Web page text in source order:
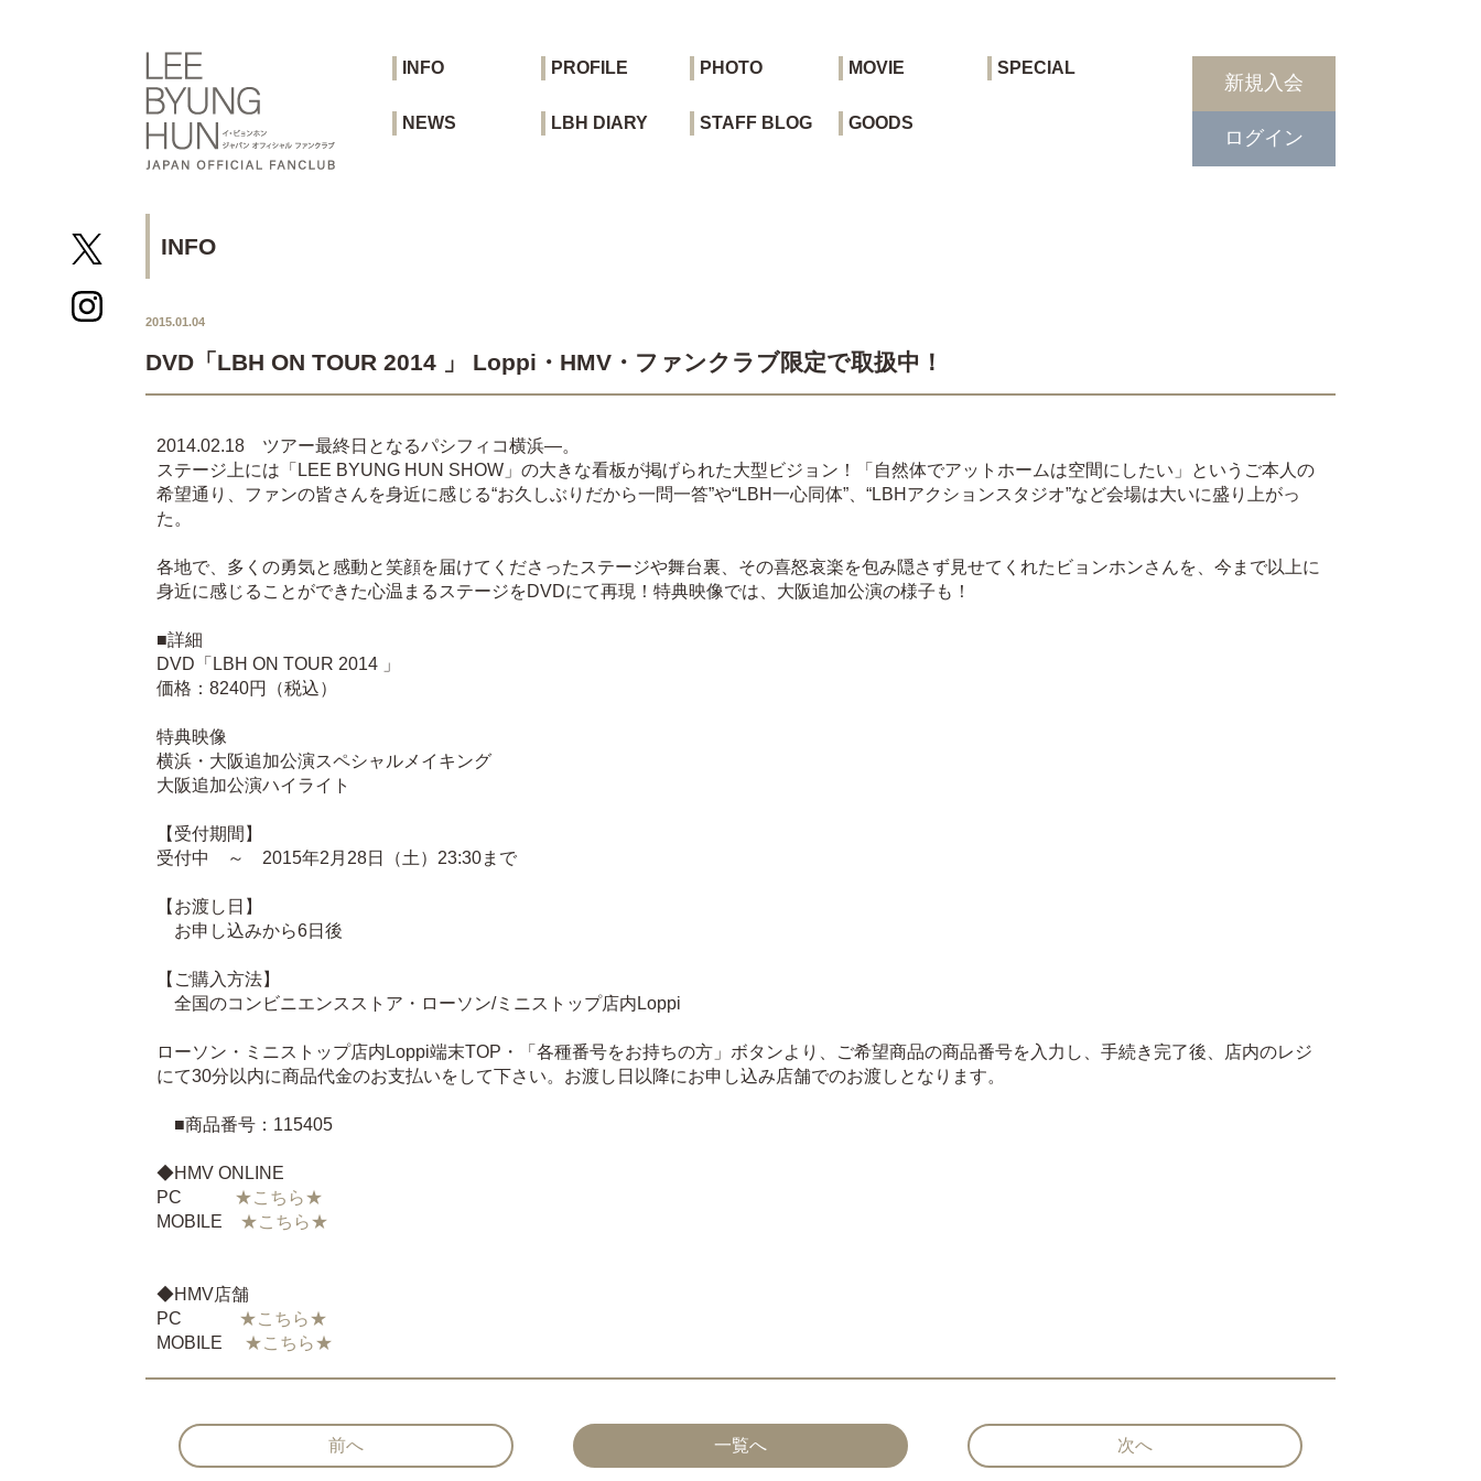
INFO PROFILE PHOTO MOVIE SPECIAL
NEWS LBH DIARY STAFF BLOG GOODS
新規入会
ログイン
INFO
2015.01.04
DVD「LBH ON TOUR 2014 」 Loppi・HMV・ファンクラブ限定で取扱中！
2014.02.18 ツアー最終日となるパシフィコ横浜―。
ステージ上には「LEE BYUNG HUN SHOW」の大きな看板が掲げられた大型ビジョン！「自然体でアットホームは空間にしたい」というご本人の
希望通り、ファンの皆さんを身近に感じる“お久しぶりだから一問一答”や“LBH一心同体”、“LBHアクションスタジオ”など会場は大いに盛り上がっ
た。
各地で、多くの勇気と感動と笑顔を届けてくださったステージや舞台裏、その喜怒哀楽を包み隠さず見せてくれたビョンホンさんを、今まで以上に
身近に感じることができた心温まるステージをDVDにて再現！特典映像では、大阪追加公演の様子も！
■詳細
DVD「LBH ON TOUR 2014 」
価格：8240円（税込）
特典映像
横浜・大阪追加公演スペシャルメイキング
大阪追加公演ハイライト
【受付期間】
受付中 ～ 2015年2月28日（土）23:30まで
【お渡し日】
お申し込みから6日後
【ご購入方法】
全国のコンビニエンスストア・ローソン/ミニストップ店内Loppi
ローソン・ミニストップ店内Loppi端末TOP・「各種番号をお持ちの方」ボタンより、ご希望商品の商品番号を入力し、手続き完了後、店内のレジ
にて30分以内に商品代金のお支払いをして下さい。お渡し日以降にお申し込み店舗でのお渡しとなります。
■商品番号：115405
◆HMV ONLINE
PC ★こちら★
MOBILE ★こちら★
◆HMV店舗
PC ★こちら★
MOBILE ★こちら★
前へ 一覧へ 次へ